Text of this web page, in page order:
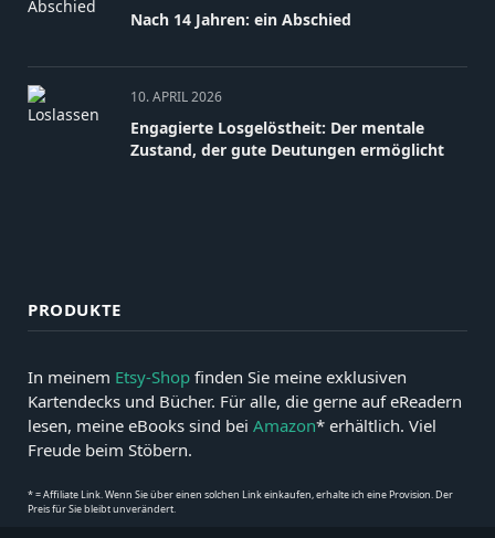
Nach 14 Jahren: ein Abschied
10. APRIL 2026
Engagierte Losgelöstheit: Der mentale
Zustand, der gute Deutungen ermöglicht
PRODUKTE
In meinem Etsy-Shop finden Sie meine exklusiven
Kartendecks und Bücher. Für alle, die gerne auf eReadern
lesen, meine eBooks sind bei Amazon* erhältlich. Viel
Freude beim Stöbern.
* = Affiliate Link. Wenn Sie über einen solchen Link einkaufen, erhalte ich eine Provision. Der
Preis für Sie bleibt unverändert.